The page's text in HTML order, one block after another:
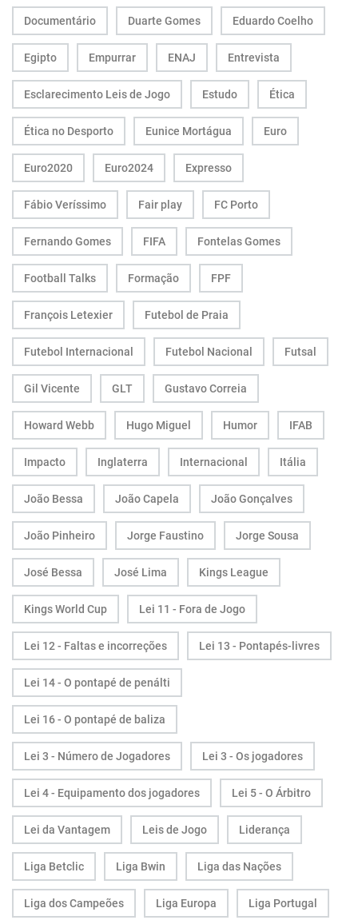
Documentário Duarte Gomes Eduardo Coelho
Egipto Empurrar ENAJ Entrevista
Esclarecimento Leis de Jogo Estudo Ética
Ética no Desporto Eunice Mortágua Euro
Euro2020 Euro2024 Expresso
Fábio Veríssimo Fair play FC Porto
Fernando Gomes FIFA Fontelas Gomes
Football Talks Formação FPF
François Letexier Futebol de Praia
Futebol Internacional Futebol Nacional Futsal
Gil Vicente GLT Gustavo Correia
Howard Webb Hugo Miguel Humor IFAB
Impacto Inglaterra Internacional Itália
João Bessa João Capela João Gonçalves
João Pinheiro Jorge Faustino Jorge Sousa
José Bessa José Lima Kings League
Kings World Cup Lei 11 - Fora de Jogo
Lei 12 - Faltas e incorreções Lei 13 - Pontapés-livres
Lei 14 - O pontapé de penálti
Lei 16 - O pontapé de baliza
Lei 3 - Número de Jogadores Lei 3 - Os jogadores
Lei 4 - Equipamento dos jogadores Lei 5 - O Árbitro
Lei da Vantagem Leis de Jogo Liderança
Liga Betclic Liga Bwin Liga das Nações
Liga dos Campeões Liga Europa Liga Portugal